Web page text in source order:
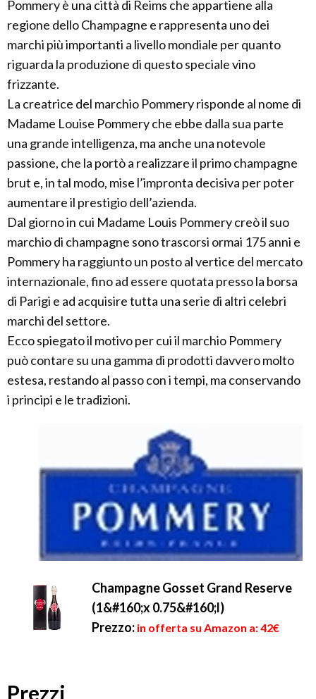
Pommery è una città di Reims che appartiene alla
regione dello Champagne e rappresenta uno dei
marchi più importanti a livello mondiale per quanto
riguarda la produzione di questo speciale vino
frizzante.
La creatrice del marchio Pommery risponde al nome di
Madame Louise Pommery che ebbe dalla sua parte
una grande intelligenza, ma anche una notevole
passione, che la portò a realizzare il primo champagne
brut e, in tal modo, mise l’impronta decisiva per poter
aumentare il prestigio dell’azienda.
Dal giorno in cui Madame Louis Pommery creò il suo
marchio di champagne sono trascorsi ormai 175 anni e
Pommery ha raggiunto un posto al vertice del mercato
internazionale, fino ad essere quotata presso la borsa
di Parigi e ad acquisire tutta una serie di altri celebri
marchi del settore.
Ecco spiegato il motivo per cui il marchio Pommery
può contare su una gamma di prodotti davvero molto
estesa, restando al passo con i tempi, ma conservando
i principi e le tradizioni.
Champagne Gosset Grand Reserve
(1&#160;x 0.75&#160;l)
Prezzo: in offerta su Amazon a: 42€
Prezzi